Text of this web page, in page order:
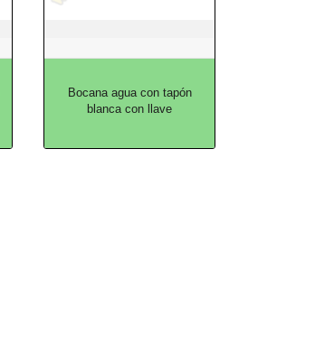
Bocana agua con tapón
blanca con llave